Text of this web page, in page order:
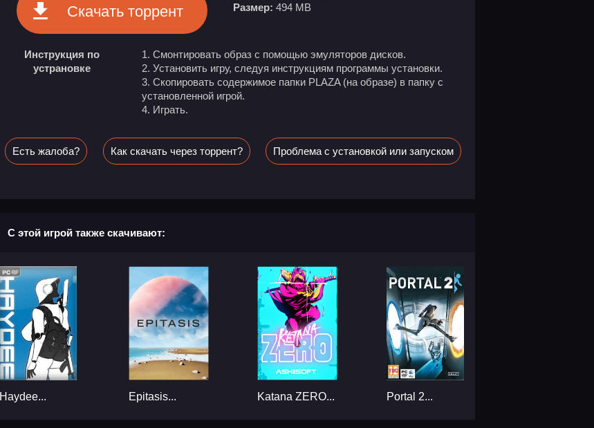
Скачать торрент
Размер: 494 MB
Инструкция по
устрановке
Смонтировать образ с помощью эмуляторов дисков.
Установить игру, следуя инструкциям программы установки.
Скопировать содержимое папки PLAZA (на образе) в папку с
установленной игрой.
Играть.
Есть жалоба? Как скачать через торрент? Проблема с установкой или запуском
С этой игрой также скачивают:
Haydee... Epitasis... Katana ZERO... Portal 2...